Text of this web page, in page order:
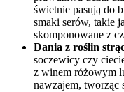
świetnie pasują do
smaki serów, takie
skomponowane z
Dania z roślin
soczewicy czy
z winem różowym
nawzajem, tworząc